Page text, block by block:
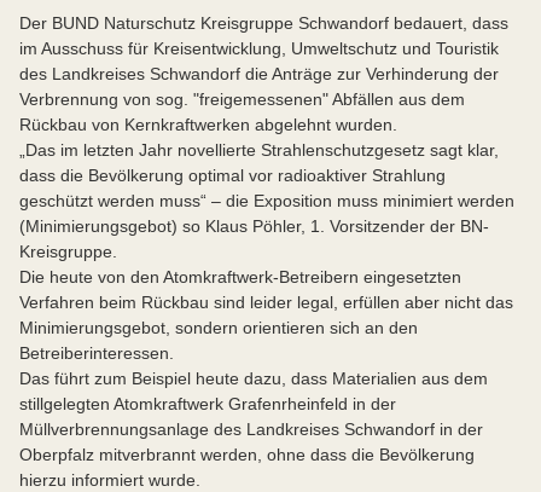
Der BUND Naturschutz Kreisgruppe Schwandorf bedauert, dass
im Ausschuss für Kreisentwicklung, Umweltschutz und Touristik
des Landkreises Schwandorf die Anträge zur Verhinderung der
Verbrennung von sog. "freigemessenen" Abfällen aus dem
Rückbau von Kernkraftwerken abgelehnt wurden.
„Das im letzten Jahr novellierte Strahlenschutzgesetz sagt klar,
dass die Bevölkerung optimal vor radioaktiver Strahlung
geschützt werden muss“ – die Exposition muss minimiert werden
(Minimierungsgebot) so Klaus Pöhler, 1. Vorsitzender der BN-
Kreisgruppe.
Die heute von den Atomkraftwerk-Betreibern eingesetzten
Verfahren beim Rückbau sind leider legal, erfüllen aber nicht das
Minimierungsgebot, sondern orientieren sich an den
Betreiberinteressen.
Das führt zum Beispiel heute dazu, dass Materialien aus dem
stillgelegten Atomkraftwerk Grafenrheinfeld in der
Müllverbrennungsanlage des Landkreises Schwandorf in der
Oberpfalz mitverbrannt werden, ohne dass die Bevölkerung
hierzu informiert wurde.